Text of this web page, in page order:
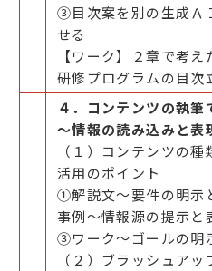
③目次案を別の生成Ａ
せる
【ワーク】２章で考
研修プログラムの目次
４．コンテンツの執筆
～情報の読み込みと表
（１）コンテンツの
活用のポイント
①解説文～要件の明
事例～情報源の提示と
③ワーク～ゴールの明
（２）ブラッシュア